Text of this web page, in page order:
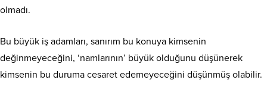
olmadı.
Bu büyük iş adamları, sanırım bu konuya kimsenin
değinmeyeceğini, ‘namlarının’ büyük olduğunu düşünerek
kimsenin bu duruma cesaret edemeyeceğini düşünmüş olabilir.